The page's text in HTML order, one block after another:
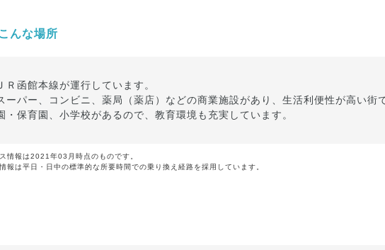
んな場所
Ｒ函館本線が運行しています。
ーパー、コンビニ、薬局（薬店）などの商業施設があり、生活利便性が高い街
・保育園、小学校があるので、教育環境も充実しています。
情報は2021年03月時点のものです。
報は平日・日中の標準的な所要時間での乗り換え経路を採用しています。